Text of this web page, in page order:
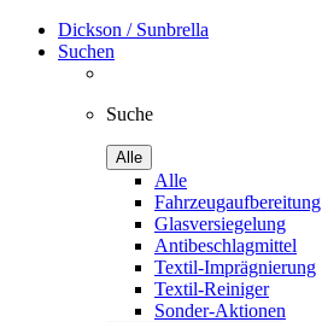
Dickson / Sunbrella
Suchen
Suche
Alle
Alle
Fahrzeugaufbereitung
Glasversiegelung
Antibeschlagmittel
Textil-Imprägnierung
Textil-Reiniger
Sonder-Aktionen